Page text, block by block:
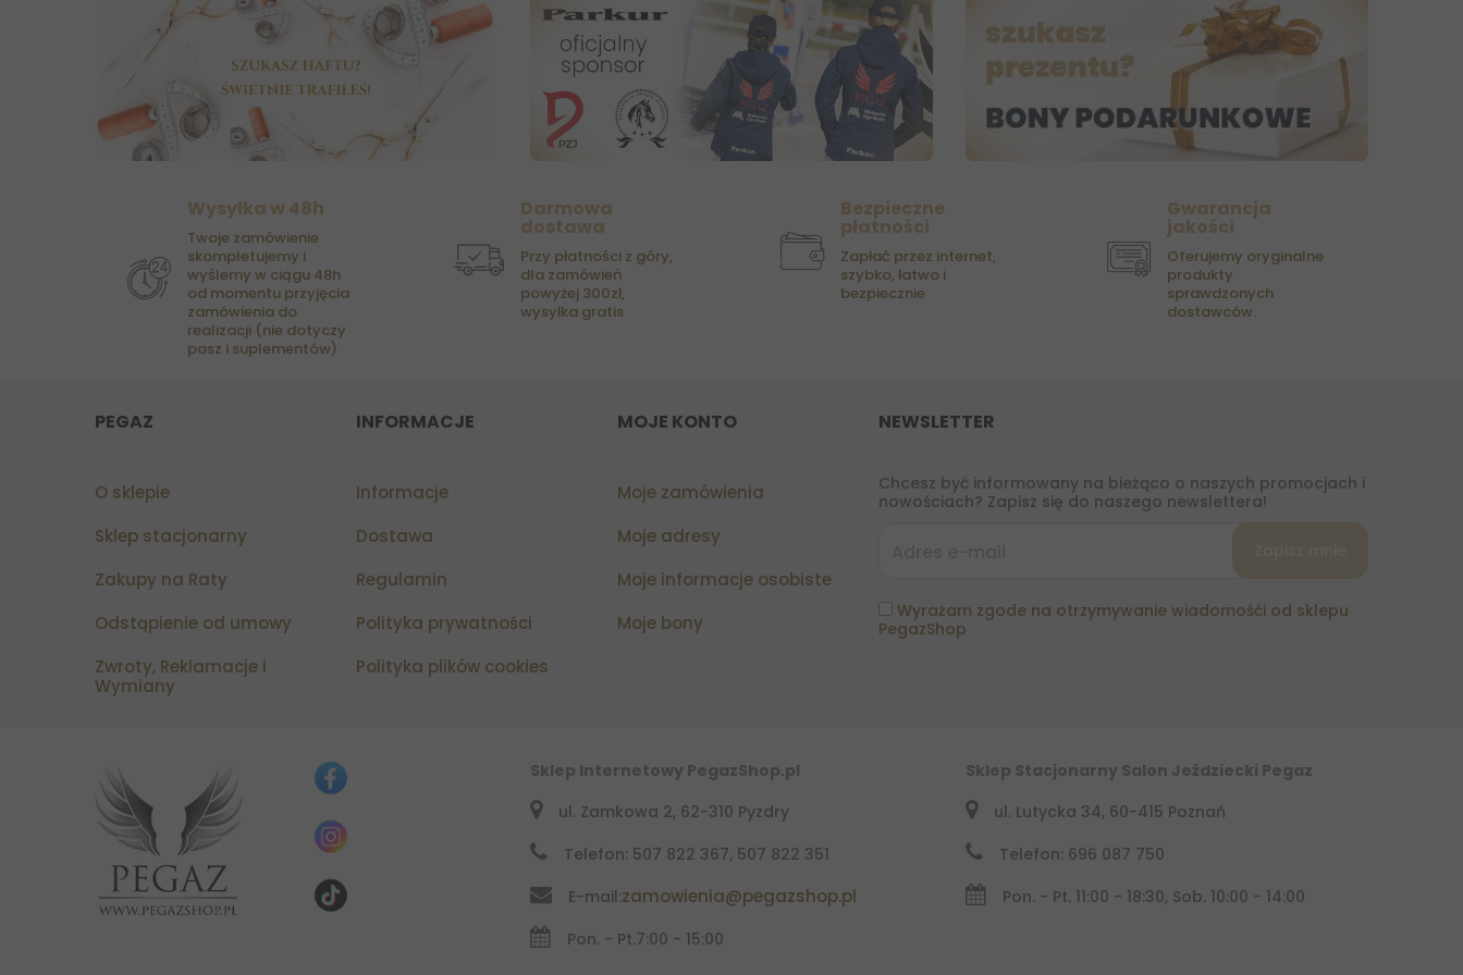
Wysyłka w 48h
Twoje zamówienie
skompletujemy i
wyślemy w ciągu 48h
od momentu przyjęcia
zamówienia do
realizacji (nie dotyczy
pasz i suplementów)
Darmowa
dostawa
Przy płatności z góry,
dla zamówień
powyżej 300zł,
wysyłka gratis
Bezpieczne
płatności
Zapłać przez internet,
szybko, łatwo i
bezpiecznie
Gwarancja
jakości
Oferujemy oryginalne
produkty
sprawdzonych
dostawców.
PEGAZ
O sklepie
Sklep stacjonarny
Zakupy na Raty
Odstąpienie od umowy
Zwroty, Reklamacje i
Wymiany
INFORMACJE
Informacje
Dostawa
Regulamin
Polityka prywatności
Polityka plików cookies
MOJE KONTO
Moje zamówienia
Moje adresy
Moje informacje osobiste
Moje bony
NEWSLETTER
Chcesz być informowany na bieżąco o naszych promocjach i
nowościach? Zapisz się do naszego newslettera!
Wyrażam zgode na otrzymywanie wiadomośći od sklepu
PegazShop
Sklep Internetowy PegazShop.pl
ul. Zamkowa 2, 62-310 Pyzdry
Telefon: 507 822 367, 507 822 351
E-mail:zamowienia@pegazshop.pl
Pon. - Pt.7:00 - 15:00
Sklep Stacjonarny Salon Jeździecki Pegaz
ul. Lutycka 34, 60-415 Poznań
Telefon: 696 087 750
Pon. - Pt. 11:00 - 18:30, Sob. 10:00 - 14:00